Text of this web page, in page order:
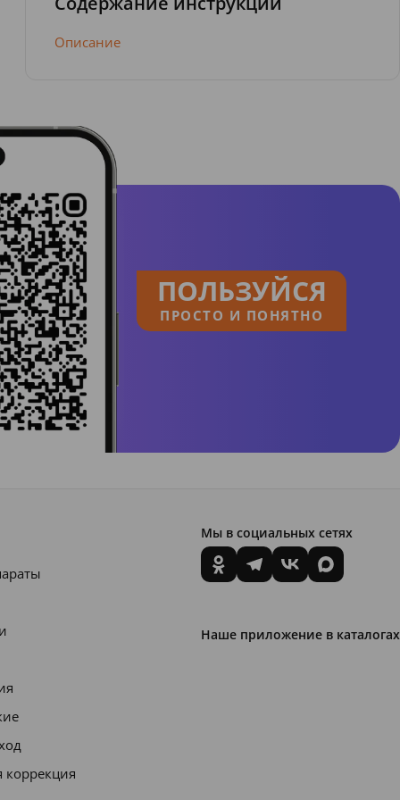
Описание
ПОЛЬЗУЙСЯ
ПРОСТО И ПОНЯТНО
коррекция
Мы в социальных сетях
Наше приложение в каталогах